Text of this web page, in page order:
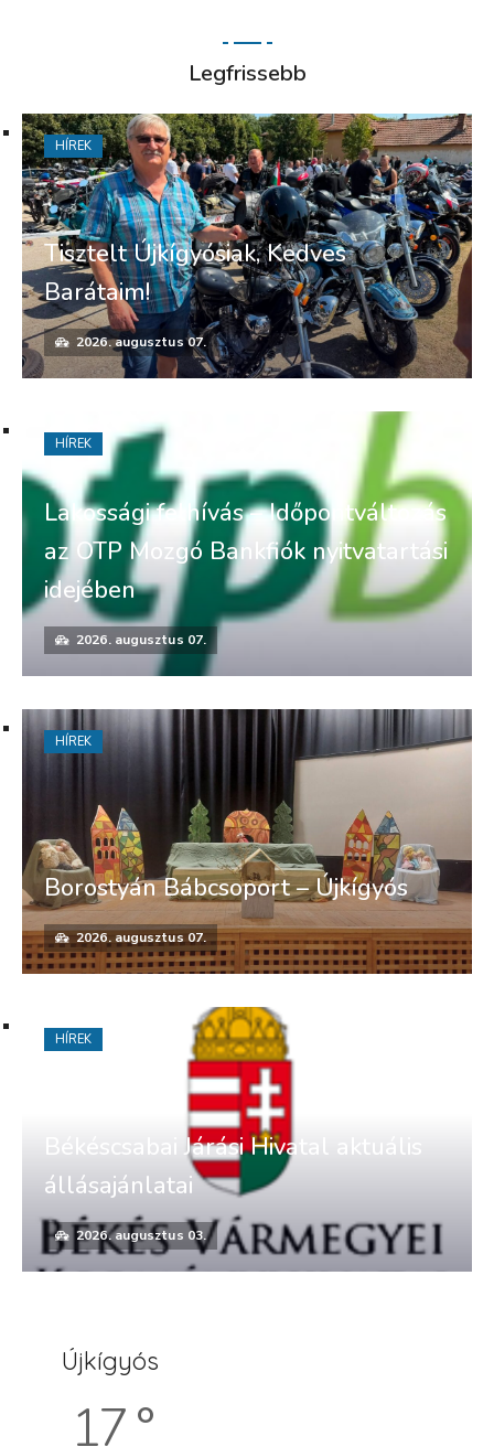
Legfrissebb
Tisztelt Újkígyósiak, Kedves
Barátaim!
2026. augusztus 07.
HÍREK
Lakossági felhívás – Időpontváltozás
az OTP Mozgó Bankfiók nyitvatartási
idejében
2026. augusztus 07.
HÍREK
Borostyán Bábcsoport – Újkígyós
2026. augusztus 07.
HÍREK
Békéscsabai Járási Hivatal aktuális
állásajánlatai
2026. augusztus 03.
HÍREK
Újkígyós
17 °